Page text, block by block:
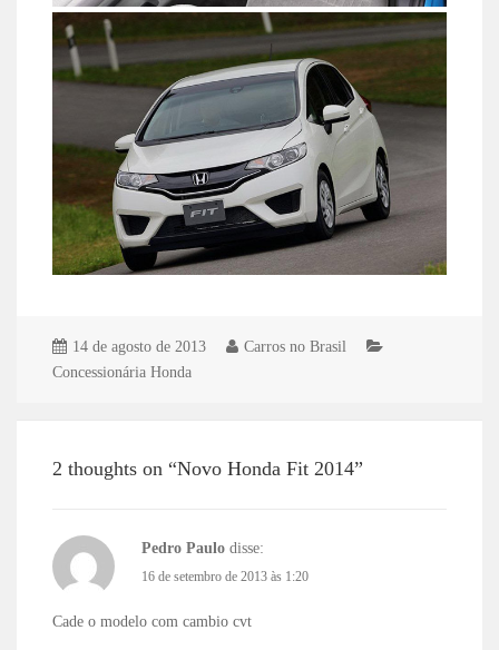
14 de agosto de 2013
Carros no Brasil
Concessionária Honda
2 thoughts on “Novo Honda Fit 2014”
Pedro Paulo disse:
16 de setembro de 2013 às 1:20
Cade o modelo com cambio cvt